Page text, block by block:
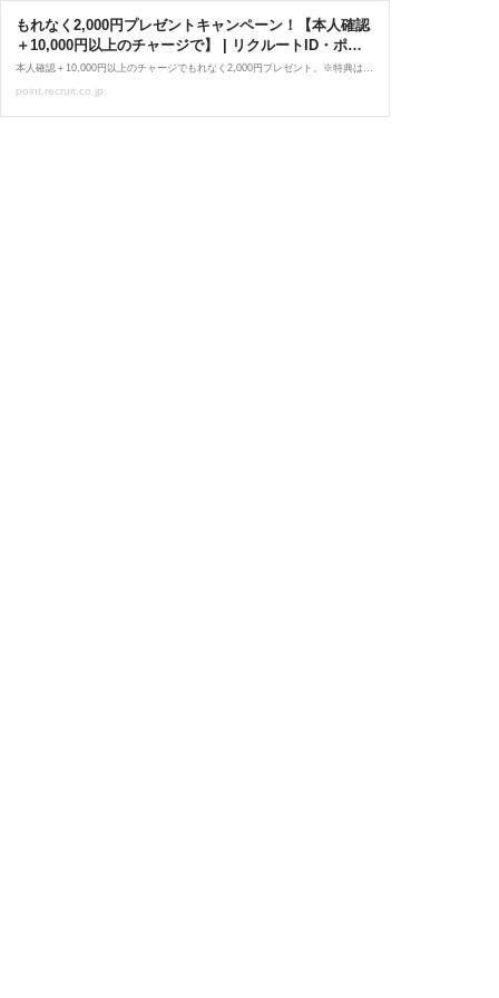
もれなく2,000円プレゼントキャンペーン！【本人確認
＋10,000円以上のチャージで】 | リクルートID・ポイ
ント公式サイト
本人確認＋10,000円以上のチャージでもれなく2,000円プレゼント。※特典は銀行口座に手数料0円で出金できるエアウォレットアプリのCOIN+残高へ加算されます。
point.recruit.co.jp